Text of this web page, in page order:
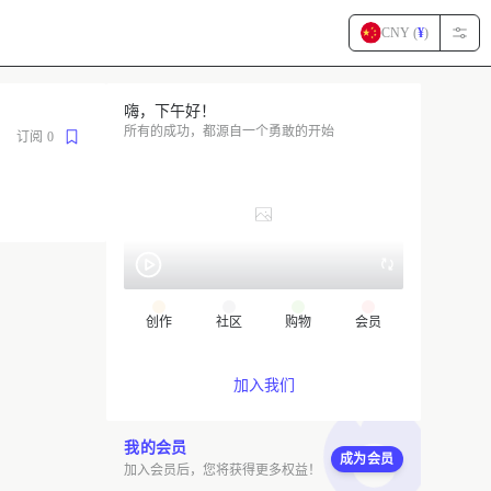
CNY (¥)
订阅 0
嗨，下午好！
所有的成功，都源自一个勇敢的开始
创作 社区 购物 会员
加入我们
我的会员
加入会员后，您将获得更多权益！
成为会员